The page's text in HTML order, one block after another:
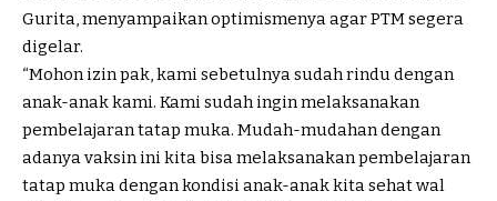
Gurita, menyampaikan optimismenya agar PTM segera
digelar.
“Mohon izin pak, kami sebetulnya sudah rindu dengan
anak-anak kami. Kami sudah ingin melaksanakan
pembelajaran tatap muka. Mudah-mudahan dengan
adanya vaksin ini kita bisa melaksanakan pembelajaran
tatap muka dengan kondisi anak-anak kita sehat wal